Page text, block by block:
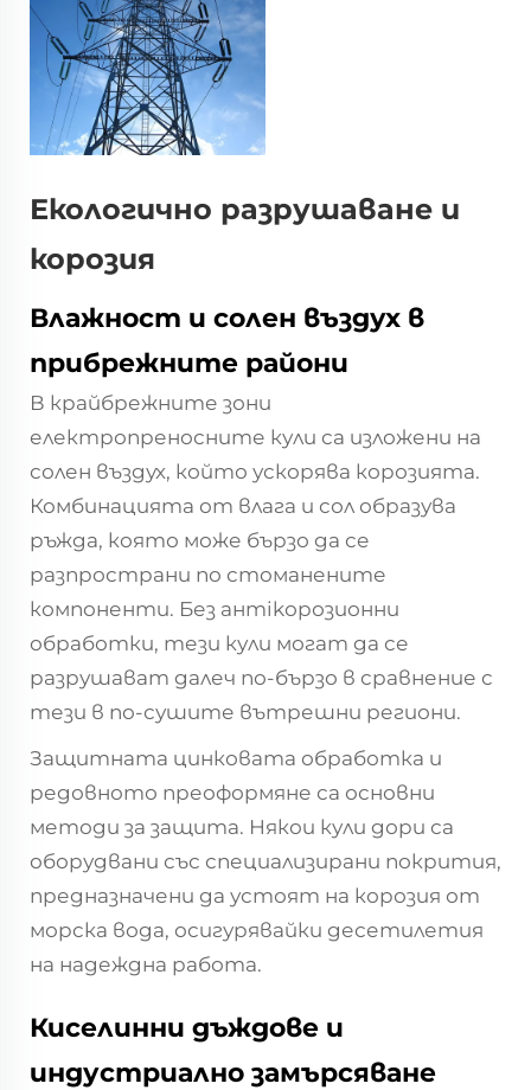
Екологично разрушаване и
корозия
Влажност и солен въздух в
прибрежните райони
В крайбрежните зони
електропреносните кули са изложени на
солен въздух, който ускорява корозията.
Комбинацията от влага и сол образува
ръжда, която може бързо да се
разпространи по стоманените
компоненти. Без антikорозионни
обработки, тези кули могат да се
разрушават далеч по-бързо в сравнение с
тези в по-сушите вътрешни региони.
Защитната цинковата обработка и
редовното преоформяне са основни
методи за защита. Някои кули дори са
оборудвани със специализирани покрития,
предназначени да устоят на корозия от
морска вода, осигурявайки десетилетия
на надеждна работа.
Киселинни дъждове и
индустриално замърсяване